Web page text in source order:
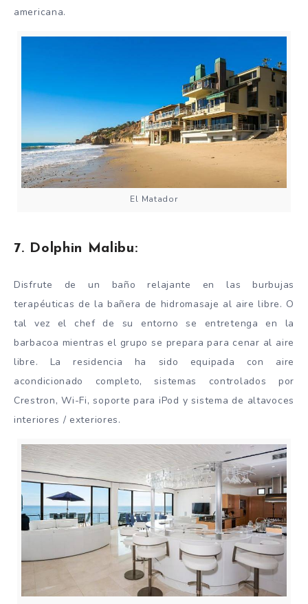
americana.
El Matador
7. Dolphin Malibu:
Disfrute de un baño relajante en las burbujas
terapéuticas de la bañera de hidromasaje al aire libre. O
tal vez el chef de su entorno se entretenga en la
barbacoa mientras el grupo se prepara para cenar al aire
libre. La residencia ha sido equipada con aire
acondicionado completo, sistemas controlados por
Crestron, Wi-Fi, soporte para iPod y sistema de altavoces
interiores / exteriores.